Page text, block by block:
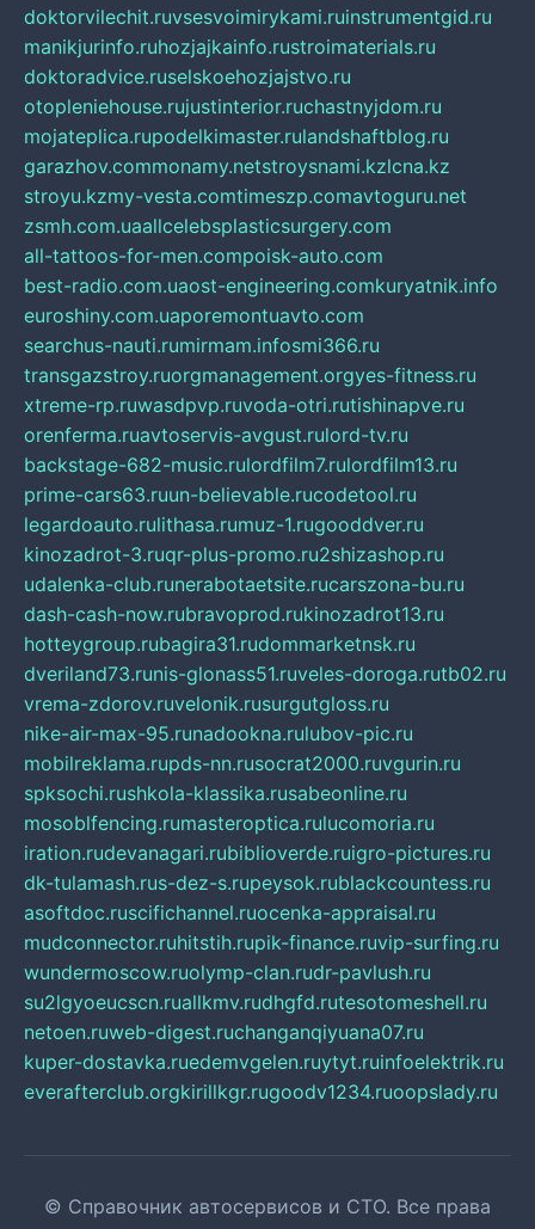
doktorvilechit.ruvsesvoimirykami.ruinstrumentgid.ru
manikjurinfo.ruhozjajkainfo.rustroimaterials.ru
doktoradvice.ruselskoehozjajstvo.ru
otopleniehouse.rujustinterior.ruchastnyjdom.ru
mojateplica.rupodelkimaster.rulandshaftblog.ru
garazhov.commonamy.netstroysnami.kzlcna.kz
stroyu.kzmy-vesta.comtimeszp.comavtoguru.net
zsmh.com.uaallcelebsplasticsurgery.com
all-tattoos-for-men.compoisk-auto.com
best-radio.com.uaost-engineering.comkuryatnik.info
euroshiny.com.uaporemontuavto.com
searchus-nauti.rumirmam.infosmi366.ru
transgazstroy.ruorgmanagement.orgyes-fitness.ru
xtreme-rp.ruwasdpvp.ruvoda-otri.rutishinapve.ru
orenferma.ruavtoservis-avgust.rulord-tv.ru
backstage-682-music.rulordfilm7.rulordfilm13.ru
prime-cars63.ruun-believable.rucodetool.ru
legardoauto.rulithasa.rumuz-1.rugooddver.ru
kinozadrot-3.ruqr-plus-promo.ru2shizashop.ru
udalenka-club.runerabotaetsite.rucarszona-bu.ru
dash-cash-now.rubravoprod.rukinozadrot13.ru
hotteygroup.rubagira31.rudommarketnsk.ru
dveriland73.runis-glonass51.ruveles-doroga.rutb02.ru
vrema-zdorov.ruvelonik.rusurgutgloss.ru
nike-air-max-95.runadookna.rulubov-pic.ru
mobilreklama.rupds-nn.rusocrat2000.ruvgurin.ru
spksochi.rushkola-klassika.rusabeonline.ru
mosoblfencing.rumasteroptica.rulucomoria.ru
iration.rudevanagari.rubiblioverde.ruigro-pictures.ru
dk-tulamash.rus-dez-s.rupeysok.rublackcountess.ru
asoftdoc.ruscifichannel.ruocenka-appraisal.ru
mudconnector.ruhitstih.rupik-finance.ruvip-surfing.ru
wundermoscow.ruolymp-clan.rudr-pavlush.ru
su2lgyoeucscn.ruallkmv.rudhgfd.rutesotomeshell.ru
netoen.ruweb-digest.ruchanganqiyuana07.ru
kuper-dostavka.ruedemvgelen.ruytyt.ruinfoelektrik.ru
everafterclub.orgkirillkgr.rugoodv1234.ruoopslady.ru
© Справочник автосервисов и СТО. Все права